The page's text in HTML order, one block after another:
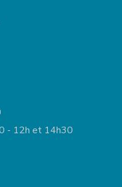
- 12h et 14h30